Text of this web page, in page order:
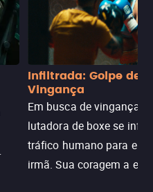
Infiltrada: Golpe de
Vingança
Em busca de vingança,
lutadora de boxe se
tráfico humano para
irmã. Sua coragem a